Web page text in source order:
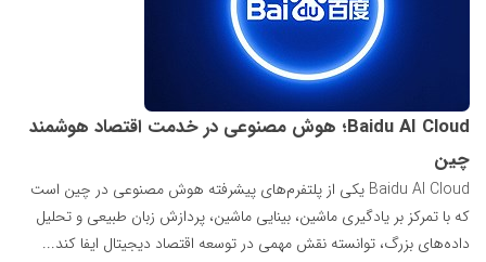
Baidu AI Cloud؛ هوش مصنوعی در خدمت اقتصاد هوشمند
چین
Baidu AI Cloud یکی از پلتفرم‌های پیشرفته هوش مصنوعی در چین است
که با تمرکز بر یادگیری ماشین، بینایی ماشین، پردازش زبان طبیعی و تحلیل
داده‌های بزرگ، توانسته نقش مهمی در توسعه اقتصاد دیجیتال ایفا کند...